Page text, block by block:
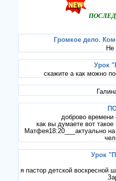
Громкое дело.
Не
Урок
скажите а как можно
доброво
как вы думаете вот
Матфея18:20___актуально
Урок
я пастор детской воскресной